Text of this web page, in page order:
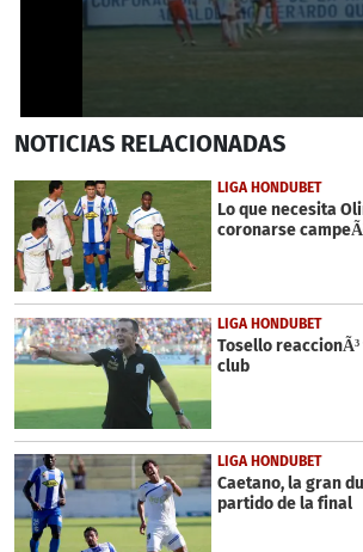
seconds
40
seconds
NOTICIAS RELACIONADAS
LIGA HONDUBET
Lo que necesita
coronarse
LIGA HONDUBET
Tosello
club
LIGA HONDUBET
Caetano, la gran
partido de la final